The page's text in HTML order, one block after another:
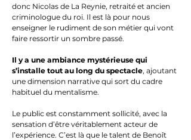
donc Nicolas de La Reynie, retraité et ancien
criminologue du roi. Il est là pour nous
enseigner le rudiment de son métier qui vont
faire ressortir un sombre passé.
Il y a une ambiance mystérieuse qui
s’installe tout au long du spectacle, ajoutant
une dimension narrative qui sort du cadre
habituel du mentalisme.
Le public est constamment sollicité, avec la
sensation d’être véritablement acteur de
l’expérience. C’est là que le talent de Benoît